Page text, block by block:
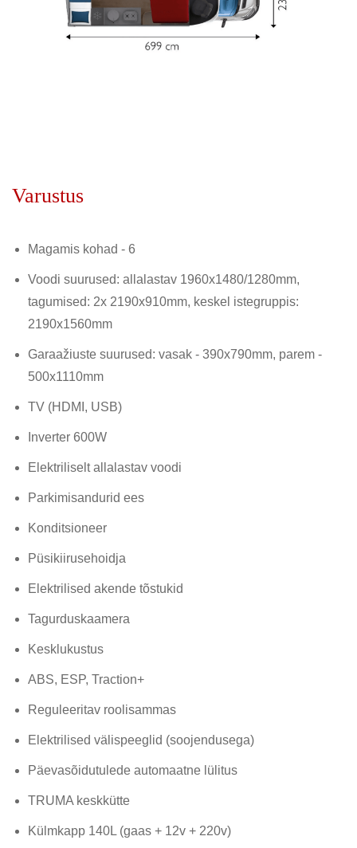
Varustus
Magamis kohad - 6
Voodi suurused: allalastav 1960x1480/1280mm,
tagumised: 2x 2190x910mm, keskel istegruppis:
2190x1560mm
Garaažiuste suurused: vasak - 390x790mm, parem -
500x1110mm
TV (HDMI, USB)
Inverter 600W
Elektriliselt allalastav voodi
Parkimisandurid ees
Konditsioneer
Püsikiirusehoidja
Elektrilised akende tõstukid
Tagurduskaamera
Kesklukustus
ABS, ESP, Traction+
Reguleeritav roolisammas
Elektrilised välispeeglid (soojendusega)
Päevasõidutulede automaatne lülitus
TRUMA keskkütte
Külmkapp 140L (gaas + 12v + 220v)